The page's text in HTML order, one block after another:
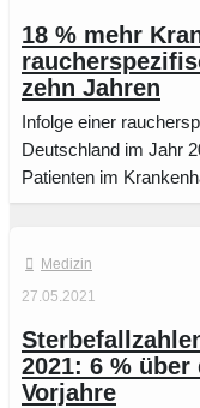
18 % mehr
zehn Jahren
Infolge einer
Deutschland im Jahr
Patienten im
Medizin
27.05.2021
2021: 6 %
Vorjahre